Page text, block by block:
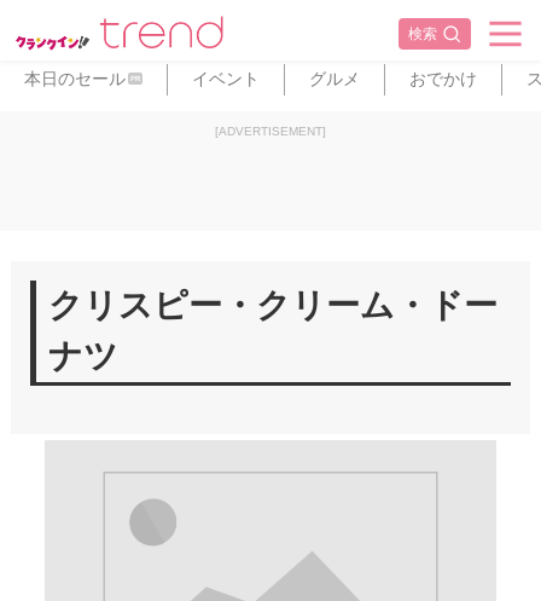
検索
本日のセール PR イベント グルメ おでかけ
[ADVERTISEMENT]
クリスピー・クリーム・ドー
ナツ